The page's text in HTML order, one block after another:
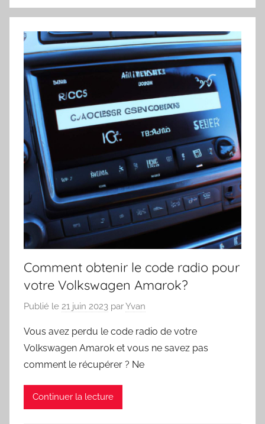
Comment obtenir le code radio pour
votre Volkswagen Amarok?
Publié le 21 juin 2023 parYvan
Vous avez perdu le code radio de votre
Volkswagen Amarok et vous ne savez pas
comment le récupérer ? Ne
Continuer la lecture